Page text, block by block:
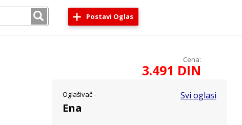
Postavi Oglas
Cena:
3.491 DIN
Svi oglasi
Oglašivač -
Ena